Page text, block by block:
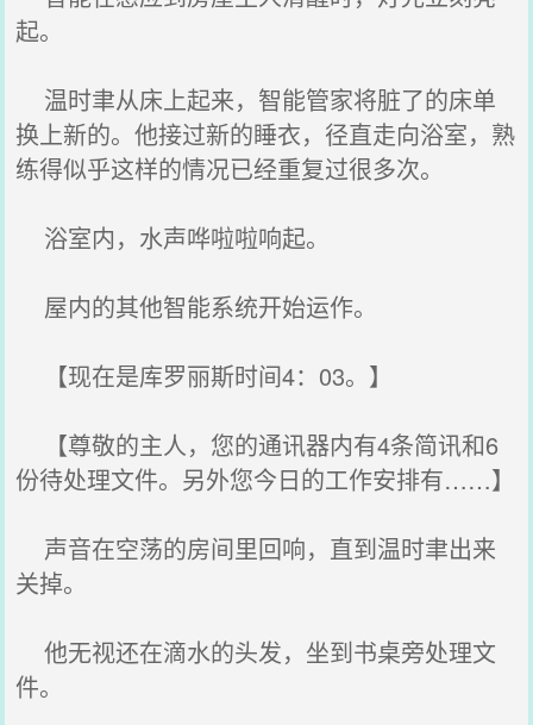
起。
温时聿从床上起来，智能管家将脏了的床单
换上新的。他接过新的睡衣，径直走向浴室，熟
练得似乎这样的情况已经重复过很多次。
浴室内，水声哗啦啦响起。
屋内的其他智能系统开始运作。
【现在是库罗丽斯时间4：03。】
【尊敬的主人，您的通讯器内有4条简讯和6
份待处理文件。另外您今日的工作安排有……】
声音在空荡的房间里回响，直到温时聿出来
关掉。
他无视还在滴水的头发，坐到书桌旁处理文
件。